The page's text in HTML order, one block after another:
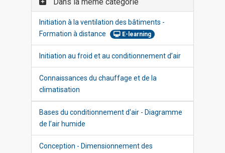
Initiation à la ventilation des bâtiments -
Formation à distance
E-learning
Initiation au froid et au conditionnement d’air
Connaissances du chauffage et de la
climatisation
Bases du conditionnement d'air - Diagramme
de l’air humide
Conception - Dimensionnement des